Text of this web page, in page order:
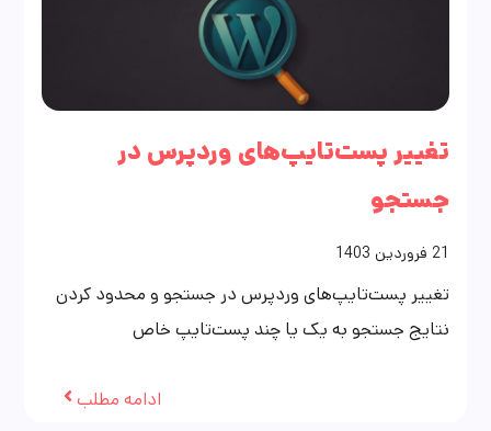
تغییر پست‌تایپ‌های وردپرس در
جستجو
21 فروردین 1403
تغییر پست‌تایپ‌های وردپرس در جستجو و محدود کردن
نتایج جستجو به یک یا چند پست‌تایپ خاص
ادامه مطلب